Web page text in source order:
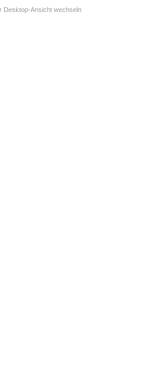
Desktop-Ansicht wechseln